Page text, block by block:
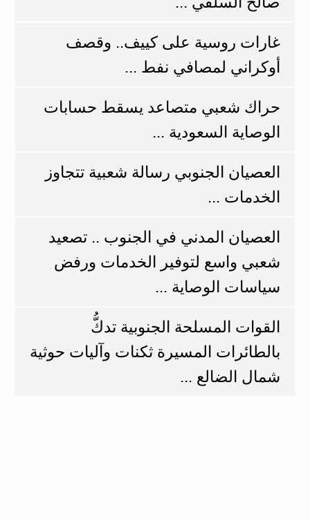
غارات روسية على كييف.. وقصف
أوكراني لمصافي نفط ...
حراك شعبي متصاعد يسقط حسابات
الوصاية السعودية ...
العصيان الجنوبي رسالة شعبية تتجاوز
الخدمات ...
العصيان المدني في الجنوب .. تصعيد
شعبي واسع لتوفير الخدمات ورفض
سياسات الوصاية ...
القوات المسلحة الجنوبية تدكُّ
بالطائرات المسيرة ثكنات وآليات حوثية
شمال الضالع ...